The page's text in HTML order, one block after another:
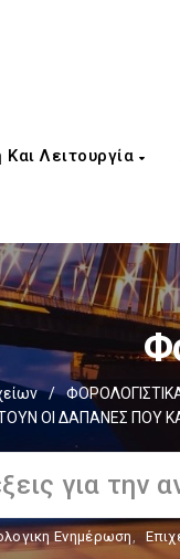
Λειτουργία
/
ΟΙ ΔΑΠΑΝΕΣ ΠΟΥ
Ενημέρωση,